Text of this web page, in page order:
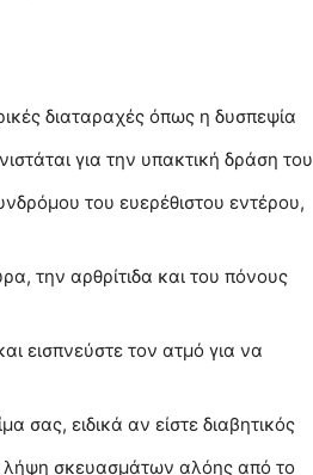
διαταραχές όπως η δυσπεψία
για την υπακτική δράση του
του ευερέθιστου εντέρου,
την αρθρίτιδα και του πόνους
εισπνεύστε τον ατμό για να
σας, ειδικά αν είστε διαβητικός
λήψη σκευασμάτων αλόης από το